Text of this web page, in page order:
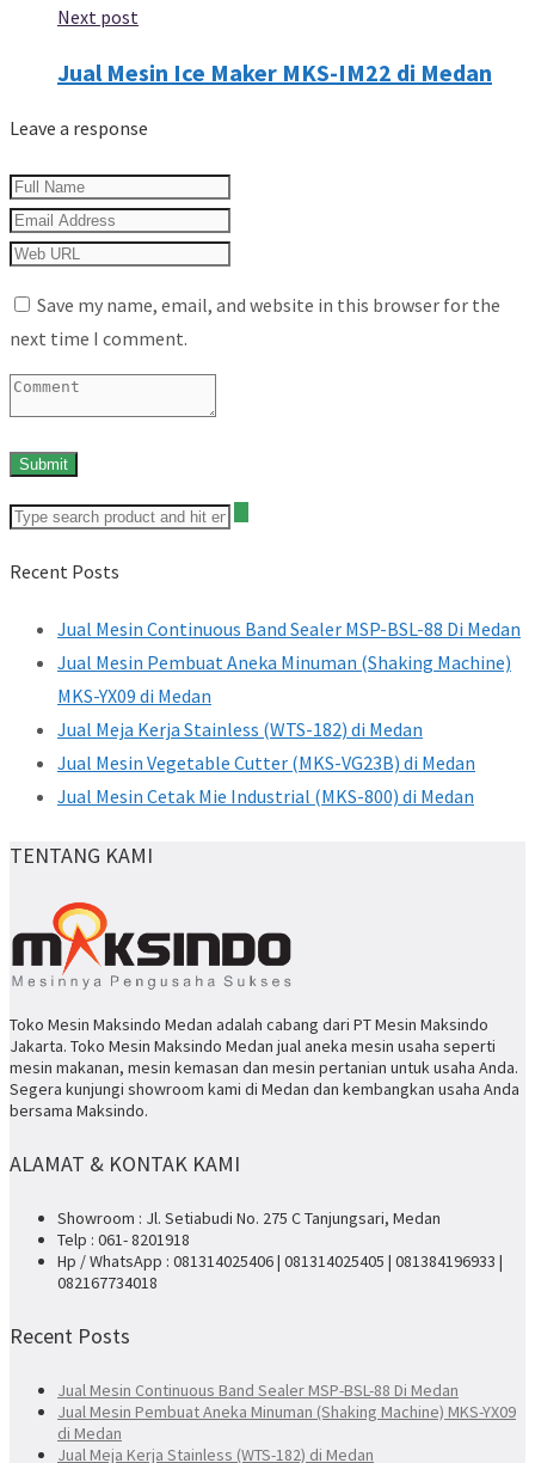
Next post
Jual Mesin Ice Maker MKS-IM22 di Medan
Leave a response
Save my name, email, and website in this browser for the
next time I comment.
Recent Posts
Jual Mesin Continuous Band Sealer MSP-BSL-88 Di Medan
Jual Mesin Pembuat Aneka Minuman (Shaking Machine)
MKS-YX09 di Medan
Jual Meja Kerja Stainless (WTS-182) di Medan
Jual Mesin Vegetable Cutter (MKS-VG23B) di Medan
Jual Mesin Cetak Mie Industrial (MKS-800) di Medan
TENTANG KAMI
Toko Mesin Maksindo Medan adalah cabang dari PT Mesin Maksindo
Jakarta. Toko Mesin Maksindo Medan jual aneka mesin usaha seperti
mesin makanan, mesin kemasan dan mesin pertanian untuk usaha Anda.
Segera kunjungi showroom kami di Medan dan kembangkan usaha Anda
bersama Maksindo.
ALAMAT & KONTAK KAMI
Showroom : Jl. Setiabudi No. 275 C Tanjungsari, Medan
Telp : 061- 8201918
Hp / WhatsApp : 081314025406 | 081314025405 | 081384196933 |
082167734018
Recent Posts
Jual Mesin Continuous Band Sealer MSP-BSL-88 Di Medan
Jual Mesin Pembuat Aneka Minuman (Shaking Machine) MKS-YX09
di Medan
Jual Meja Kerja Stainless (WTS-182) di Medan